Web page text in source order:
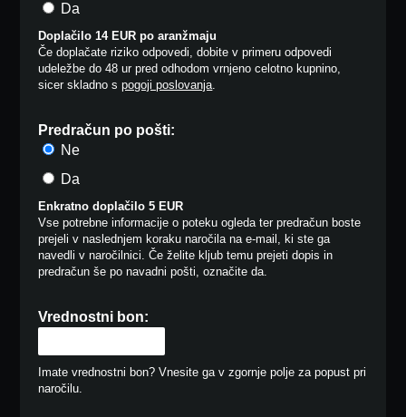
Da
Doplačilo 14 EUR po aranžmaju
Če doplačate riziko odpovedi, dobite v primeru odpovedi
udeležbe do 48 ur pred odhodom vrnjeno celotno kupnino,
sicer skladno spogoji poslovanja.
Predračun po pošti:
Ne
Da
Enkratno doplačilo 5 EUR
Vse potrebne informacije o poteku ogleda ter predračun boste
prejeli v naslednjem koraku naročila na e-mail, ki ste ga
navedli v naročilnici. Če želite kljub temu prejeti dopis in
predračun še po navadni pošti, označite da.
Vrednostni bon:
Imate vrednostni bon? Vnesite ga v zgornje polje za popust pri
naročilu.